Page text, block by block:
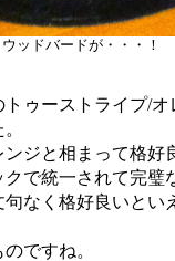
ウッドバードが・・・！
ゥーストライプ/オ
ジと相まって格好
で統一されて完璧
なく格好良いとい
ですね。